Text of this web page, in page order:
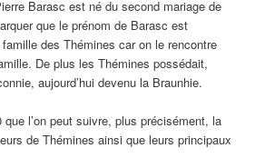
Barasc est né du second mariage de
que le prénom de Barasc est
des Thémines car on le rencontre
De plus les Thémines possédait,
aujourd’hui devenu la Braunhie.
que l’on peut suivre, plus précisément, la
de Thémines ainsi que leurs principaux